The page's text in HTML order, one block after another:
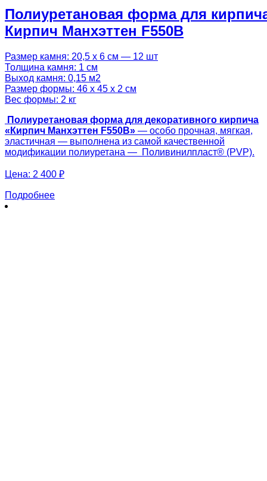
Полиуретановая форма для
Кирпич Манхэттен F550B
Размер камня: 20,5 х 6 см — 12 шт
Толщина камня: 1 см
Выход камня: 0,15 м2
Размер формы: 46 х 45 х 2 см
Вес формы: 2 кг
Полиуретановая форма для декоративного кирпича
«Кирпич Манхэттен F550B» — особо прочная, мягкая,
эластичная — выполнена из самой качественной
модификации полиуретана — Поливинилпласт® (PVP).
Цена: 2 400 ₽
Подробнее